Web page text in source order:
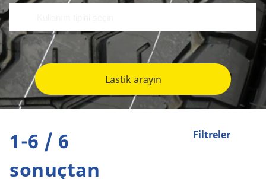
Lastik arayın
Filtreler
1-6 / 6
sonuçtan